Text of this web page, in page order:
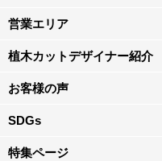
営業エリア
植木カットデザイナー紹介
お客様の声
SDGs
特集ページ